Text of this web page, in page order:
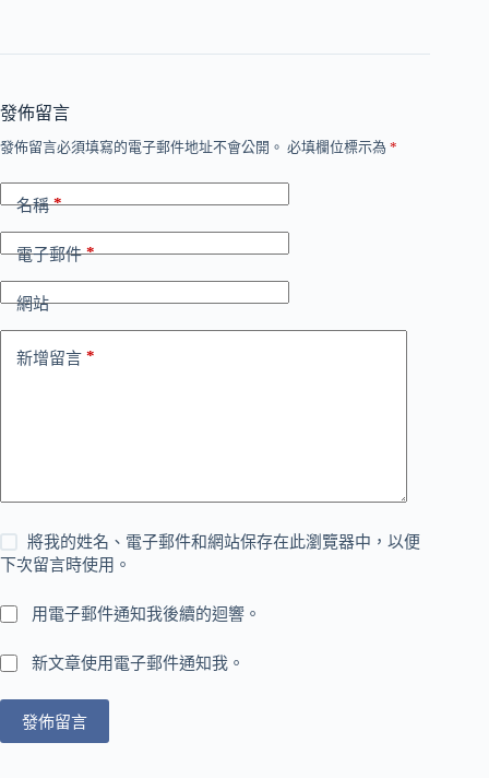
發佈留言
發佈留言必須填寫的電子郵件地址不會公開。 必填欄位標示為 *
名稱*
電子郵件*
網站
新增留言 *
將我的姓名、電子郵件和網站保存在此瀏覽器中，以便
下次留言時使用。
用電子郵件通知我後續的迴響。
新文章使用電子郵件通知我。
發佈留言